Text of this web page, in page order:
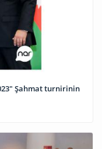
Şahmat turnirinin